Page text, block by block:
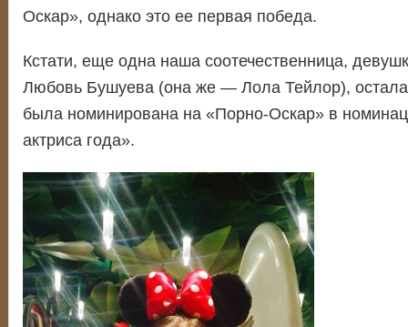
Оскар», однако это ее первая победа.
Кстати, еще одна наша соотечественница,
Любовь Бушуева (она же — Лола Тейлор),
была номинирована на «Порно-Оскар» в
актриса года».